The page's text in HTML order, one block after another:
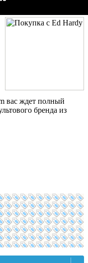
вас ждет полный
бренда из